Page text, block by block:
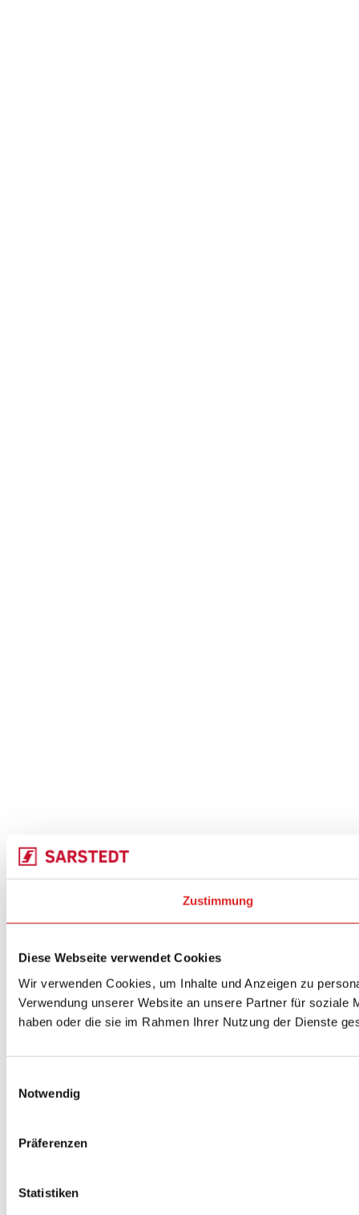
Zustimmung
Diese Webseite verwendet Cookies
Wir verwenden Cookies, um Inhalte und Anzeigen zu
Verwendung unserer Website an unsere Partner für soziale
haben oder die sie im Rahmen Ihrer Nutzung der Dienste
Notwendig
Präferenzen
Statistiken